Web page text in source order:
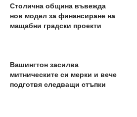
Столична община въвежда
нов модел за финансиране на
мащабни градски проекти
Вашингтон засилва
митническите си мерки и вече
подготвя следващи стъпки